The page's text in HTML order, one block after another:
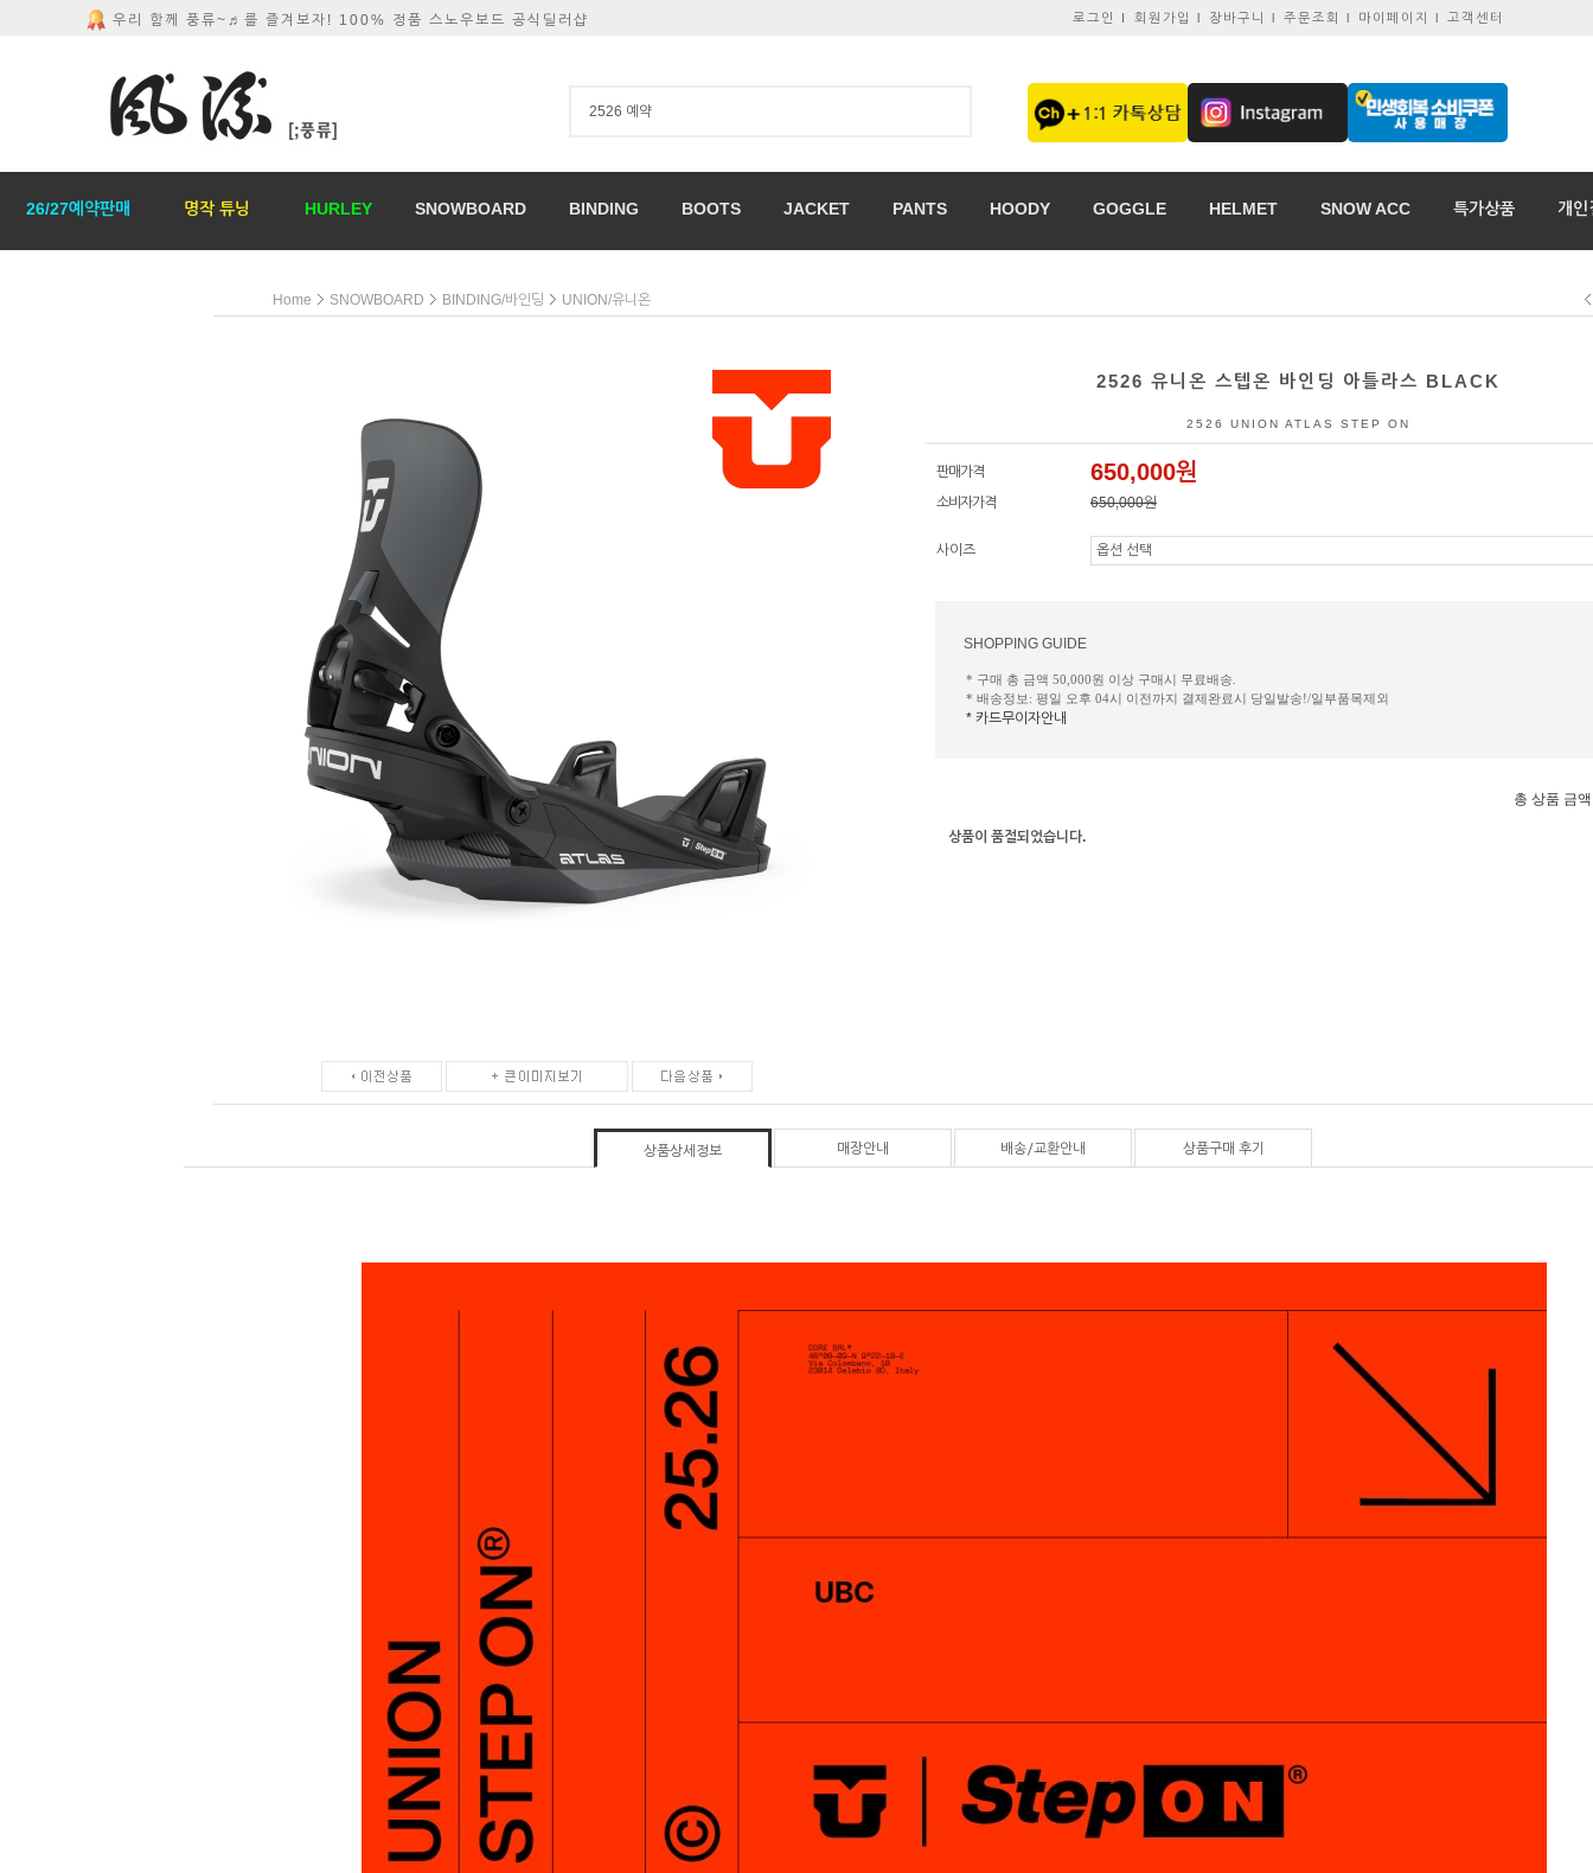
우리 함께 풍류~♬를 즐겨보자! 100% 정품 스노우보드 공식딜러샵 로그인 I 회원가입 l 장바구니 l 주문조회 l 마이페이지 l 고객센터
26/27예약판매 명작 튜닝 HURLEY SNOWBOARD BINDING BOOTS JACKET PANTS HOODY GOGGLE HELMET SNOW ACC 특가상품 개인
Home SNOWBOARD BINDING/바인딩 UNION/유니온
2526 유니온 스텝온 바인딩 아틀라스 BLACK
2526 UNION ATLAS STEP ON
판매가격 650,000원
소비자가격 650,000원
사이즈
SHOPPING GUIDE
* 구매 총 금액 50,000원 이상 구매시 무료배송.
* 배송정보: 평일 오후 04시 이전까지 결제완료시 당일발송!/일부품목제외
* 카드무이자안내
총 상품 금액
상품이 품절되었습니다.
상품상세정보 매장안내 배송/교환안내 상품구매 후기